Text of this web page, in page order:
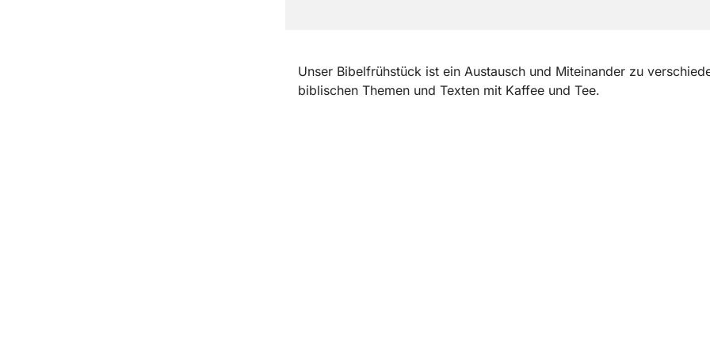
Unser Bibelfrühstück ist ein Austausch und Miteinander zu
biblischen Themen und Texten mit Kaffee und Tee.